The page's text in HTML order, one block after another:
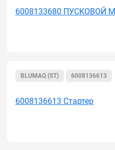
6008133680 ПУСКОВОЙ
BLUMAQ (ST) 6008136613
6008136613 Стартер